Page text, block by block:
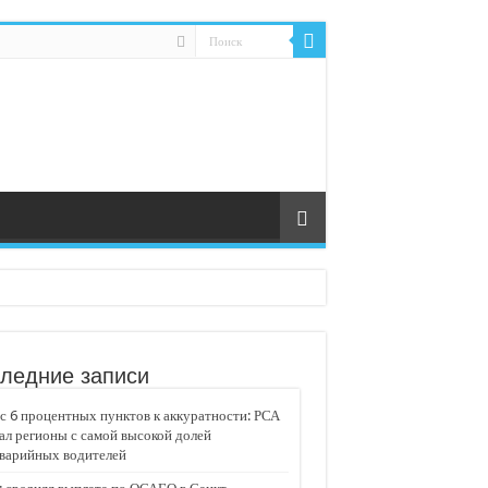
«Движение»
записи
6 процентных пунктов к аккуратности: РСА
регионы с самой высокой долей
водителей